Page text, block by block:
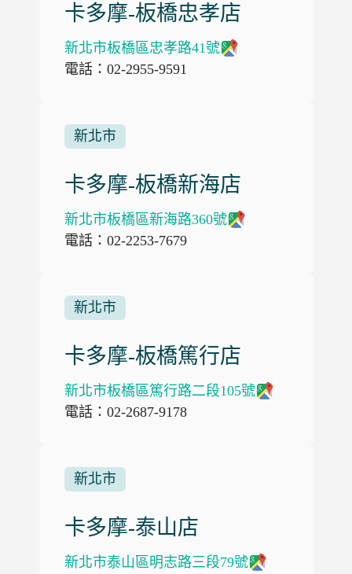
卡多摩-板橋忠孝店
新北市板橋區忠孝路41號
電話：02-2955-9591
新北市
卡多摩-板橋新海店
新北市板橋區新海路360號
電話：02-2253-7679
新北市
卡多摩-板橋篤行店
新北市板橋區篤行路二段105號
電話：02-2687-9178
新北市
卡多摩-泰山店
新北市泰山區明志路三段79號